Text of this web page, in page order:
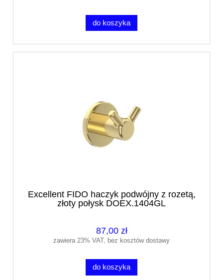
do koszyka
Excellent FIDO haczyk podwójny z rozetą,
złoty połysk DOEX.1404GL
87,00 zł
zawiera 23% VAT, bez kosztów dostawy
do koszyka